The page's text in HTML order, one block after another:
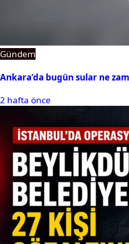
Gündem
Ankara’da bugün sular ne
2 hafta önce